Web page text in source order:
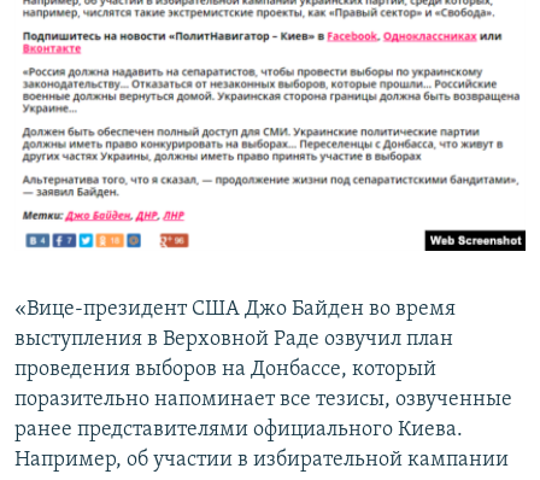
«Вице-президент США Джо Байден во время
выступления в Верховной Раде озвучил план
проведения выборов на Донбассе, который
поразительно напоминает все тезисы, озвученные
ранее представителями официального Киева.
Например, об участии в избирательной кампании